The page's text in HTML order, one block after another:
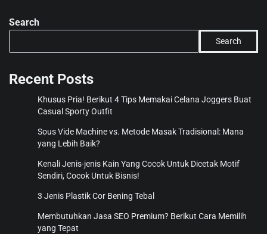
Search
Search
Recent Posts
Khusus Pria! Berikut 4 Tips Memakai Celana Joggers Buat
Casual Sporty Outfit
Sous Vide Machine vs. Metode Masak Tradisional: Mana
yang Lebih Baik?
Kenali Jenis-jenis Kain Yang Cocok Untuk Dicetak Motif
Sendiri, Cocok Untuk Bisnis!
3 Jenis Plastik Cor Bening Tebal
Membutuhkan Jasa SEO Premium? Berikut Cara Memilih
yang Tepat